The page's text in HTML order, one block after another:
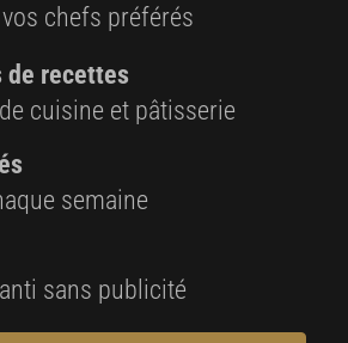
chefs préférés
de recettes
cuisine et pâtisserie
semaine
sans publicité